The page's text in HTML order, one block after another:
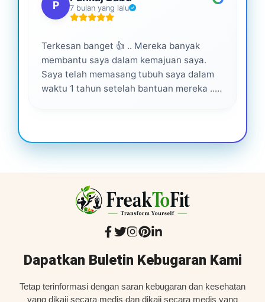
P 7 bulan yang lalu
Terkesan banget 👍 .. Mereka banyak
membantu saya dalam kemajuan saya.
Saya telah memasang tubuh saya dalam
waktu 1 tahun setelah bantuan mereka ...
Dapatkan Buletin Kebugaran Kami
Tetap terinformasi dengan saran kebugaran dan kesehatan
yang dikaji secara medis dan dikaji secara medis yang